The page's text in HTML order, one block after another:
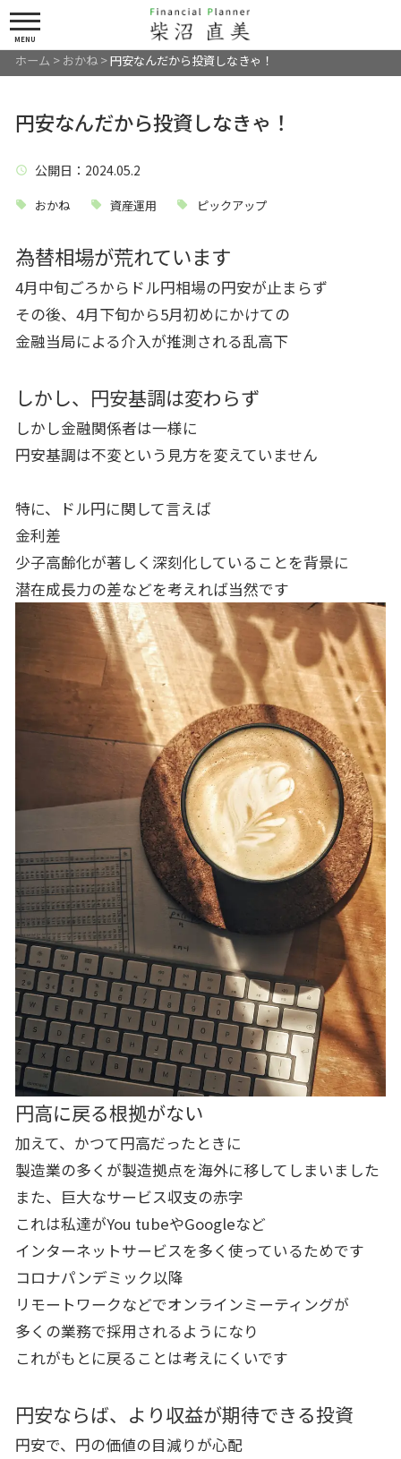
MENU
ホーム > おかね>円安なんだから投資しなきゃ！
円安なんだから投資しなきゃ！
公開日 ：2024.05.2
おかね 資産運用 ピックアップ
為替相場が荒れています
4月中旬ごろからドル円相場の円安が止まらず
その後、4月下旬から5月初めにかけての
金融当局による介入が推測される乱高下
しかし、円安基調は変わらず
しかし金融関係者は一様に
円安基調は不変という見方を変えていません
特に、ドル円に関して言えば
金利差
少子高齢化が著しく深刻化していることを背景に
潜在成長力の差などを考えれば当然です
円高に戻る根拠がない
加えて、かつて円高だったときに
製造業の多くが製造拠点を海外に移してしまいました
また、巨大なサービス収支の赤字
これは私達がYou tubeやGoogleなど
インターネットサービスを多く使っているためです
コロナパンデミック以降
リモートワークなどでオンラインミーティングが
多くの業務で採用されるようになり
これがもとに戻ることは考えにくいです
円安ならば、より収益が期待できる投資
円安で、円の価値の目減りが心配